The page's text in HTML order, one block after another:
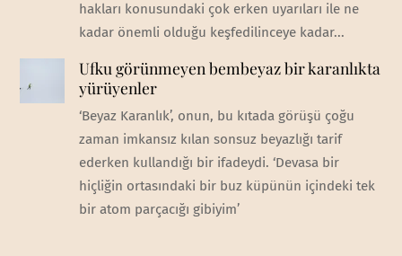
hakları konusundaki çok erken uyarıları ile ne
kadar önemli olduğu keşfedilinceye kadar...
Ufku görünmeyen bembeyaz bir karanlıkta
yürüyenler
‘Beyaz Karanlık’, onun, bu kıtada görüşü çoğu
zaman imkansız kılan sonsuz beyazlığı tarif
ederken kullandığı bir ifadeydi. ‘Devasa bir
hiçliğin ortasındaki bir buz küpünün içindeki tek
bir atom parçacığı gibiyim’